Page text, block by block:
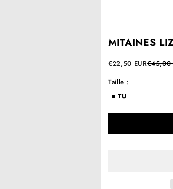
MITAINES
Prix de vente
€22,50 EURPrix
€45,00
Taille :
TU